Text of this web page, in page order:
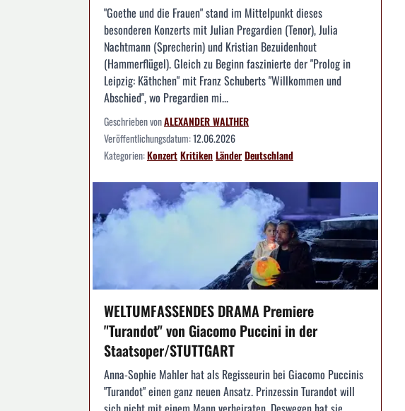
"Goethe und die Frauen" stand im Mittelpunkt dieses
besonderen Konzerts mit Julian Pregardien (Tenor), Julia
Nachtmann (Sprecherin) und Kristian Bezuidenhout
(Hammerflügel). Gleich zu Beginn faszinierte der "Prolog in
Leipzig: Käthchen" mit Franz Schuberts "Willkommen und
Abschied", wo Pregardien mi...
Geschrieben vonALEXANDER WALTHER
Veröffentlichungsdatum:12.06.2026
Kategorien:KonzertKritikenLänderDeutschland
WELTUMFASSENDES DRAMA Premiere
"Turandot" von Giacomo Puccini in der
Staatsoper/STUTTGART
Anna-Sophie Mahler hat als Regisseurin bei Giacomo Puccinis
"Turandot" einen ganz neuen Ansatz. Prinzessin Turandot will